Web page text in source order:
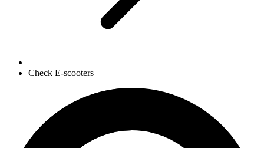
Check E-scooters